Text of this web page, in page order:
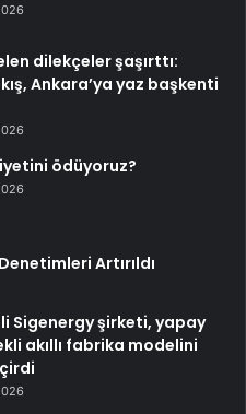
dilekçeler şaşırttı:
Ankara’ya yaz başkenti
ödüyoruz?
Artırıldı
Sigenergy şirketi, yapay
akıllı fabrika modelini